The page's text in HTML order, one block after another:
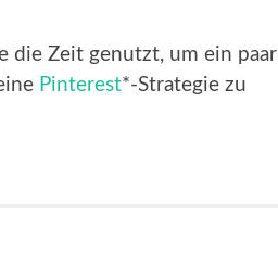
die Zeit genutzt, um ein paar
Pinterest*-Strategie zu